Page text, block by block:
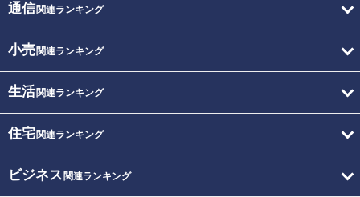
通信関連ランキング
小売関連ランキング
生活関連ランキング
住宅関連ランキング
ビジネス 関連ランキング